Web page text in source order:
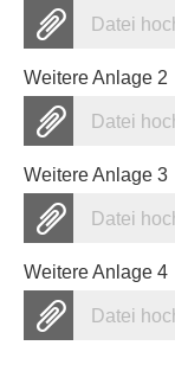
Datei
Weitere Anlage 2
Datei
Weitere Anlage 3
Datei
Weitere Anlage 4
Datei